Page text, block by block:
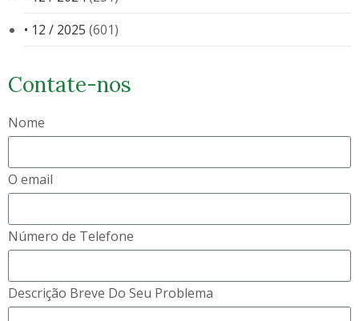
• 12 / 2025 (601)
Contate-nos
Nome
O email
Número de Telefone
Descrição Breve Do Seu Problema